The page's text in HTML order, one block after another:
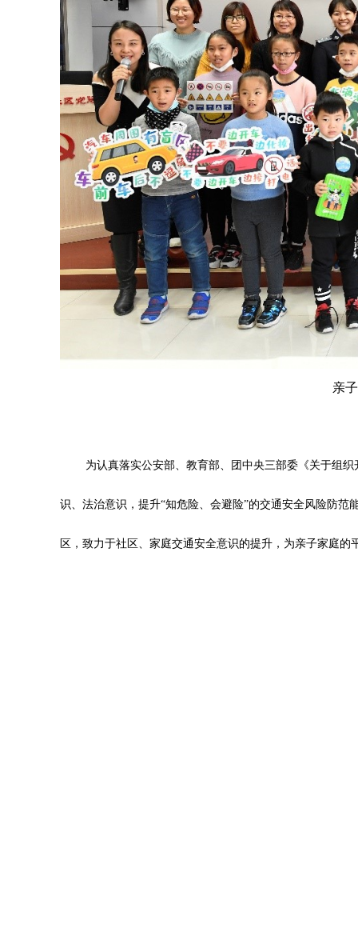
亲
为认真落实公安部、教育部、团中央三部委《关于组
识、法治意识，提升“知危险、会避险”的交通安全风险防
区，致力于社区、家庭交通安全意识的提升，为亲子家庭